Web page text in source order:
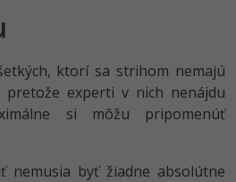
ktorí sa strihom nemajú
pretože experti v nich nenájdu
si môžu pripomenúť
byť žiadne absolútne